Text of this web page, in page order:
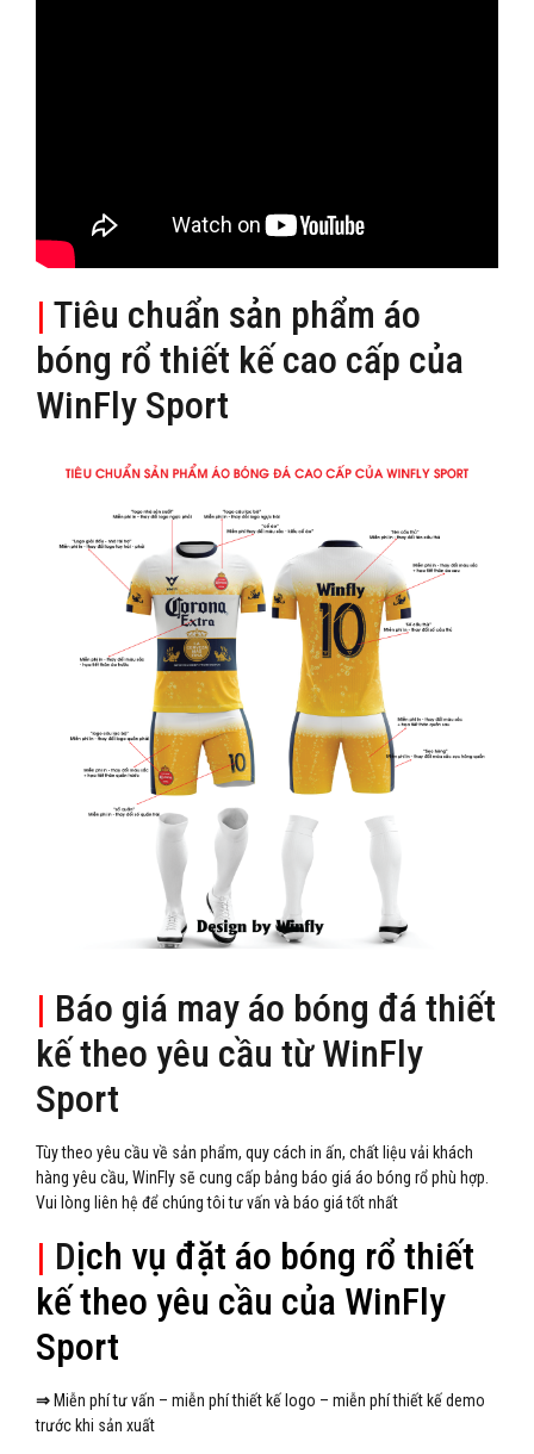
| Tiêu chuẩn sản phẩm áo
bóng rổ thiết kế cao cấp của
WinFly Sport
| Báo giá may áo bóng đá thiết
kế theo yêu cầu từ WinFly
Sport
Tùy theo yêu cầu về sản phẩm, quy cách in ấn, chất liệu vải khách
hàng yêu cầu, WinFly sẽ cung cấp bảng báo giá áo bóng rổ phù hợp.
Vui lòng liên hệ để chúng tôi tư vấn và báo giá tốt nhất
| Dịch vụ đặt áo bóng rổ thiết
kế theo yêu cầu của WinFly
Sport
⇒ Miễn phí tư vấn – miễn phí thiết kế logo – miễn phí thiết kế demo
trước khi sản xuất